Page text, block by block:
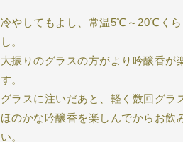
冷やしてもよし、常温5℃～20℃くら
し。
大振りのグラスの方がより吟醸香が
す。
グラスに注いだあと、軽く数回グラ
ほのかな吟醸香を楽しんでからお飲
い。